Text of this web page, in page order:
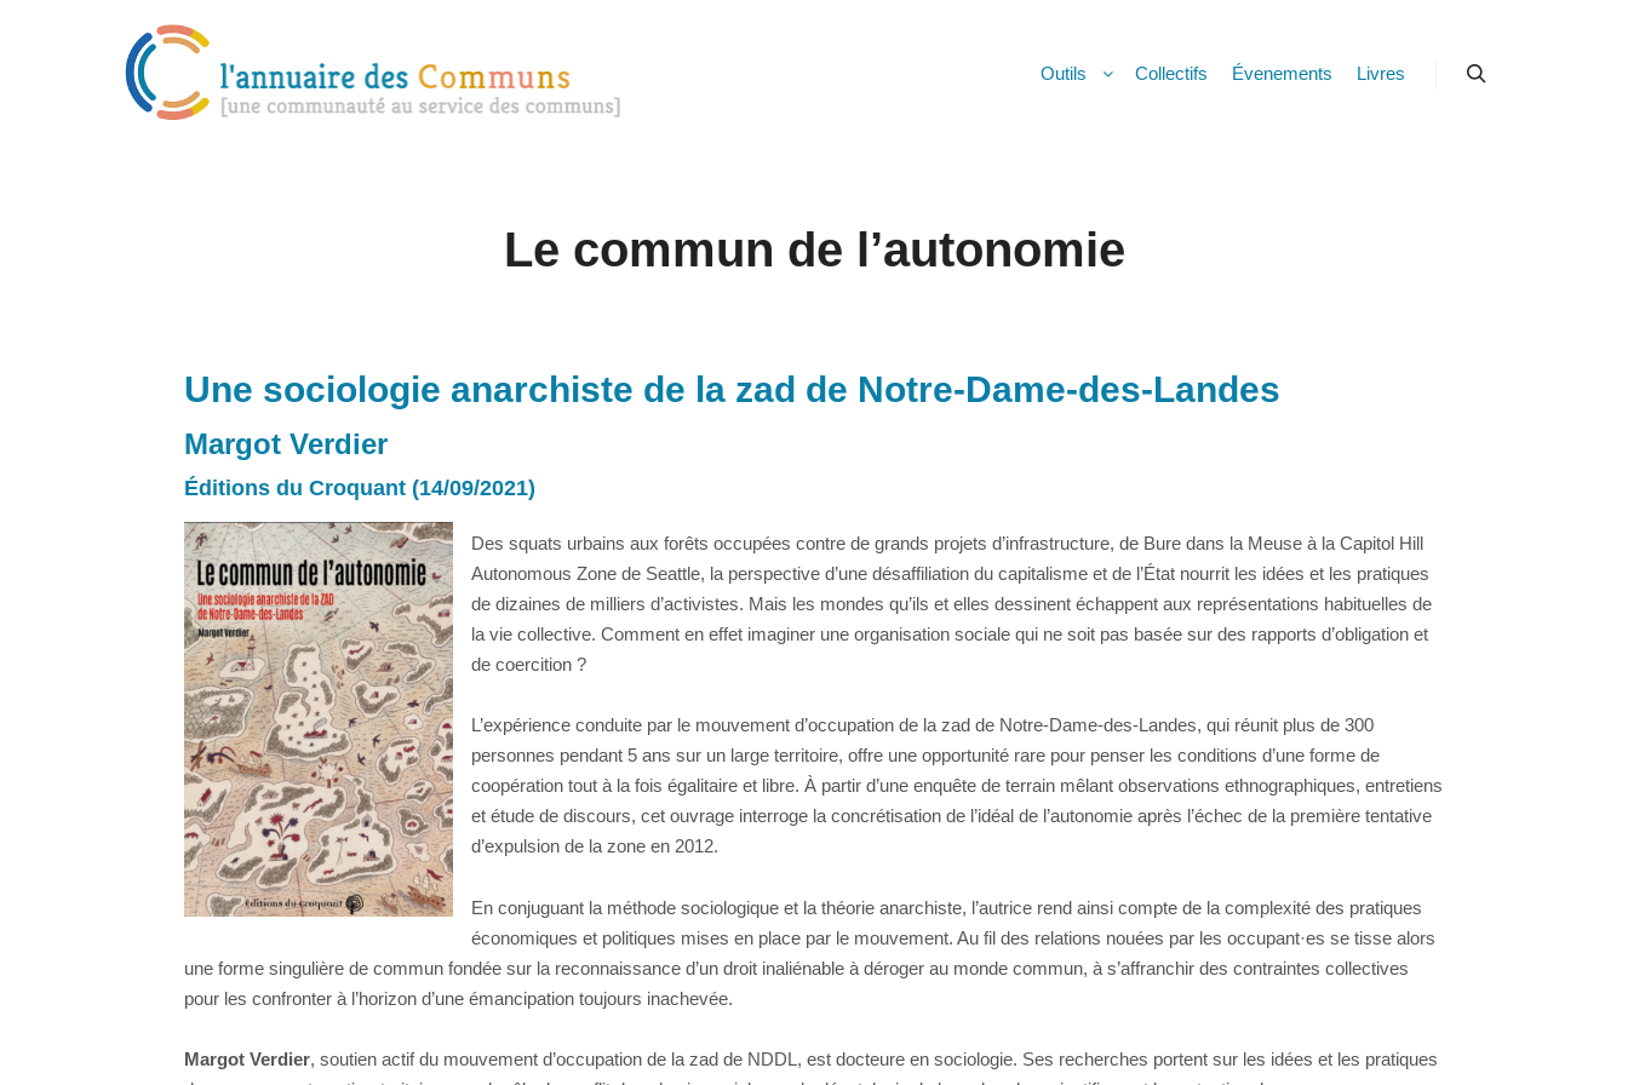
Outils Collectifs Évenements Livres
Le commun de l’autonomie
Une sociologie anarchiste de la zad de Notre-Dame-des-Landes
Margot Verdier
Éditions du Croquant (14/09/2021)
Des squats urbains aux forêts occupées contre de grands projets d’infrastructure, de Bure dans la Meuse à la Capitol Hill
Autonomous Zone de Seattle, la perspective d’une désaffiliation du capitalisme et de l’État nourrit les idées et les pratiques
de dizaines de milliers d’activistes. Mais les mondes qu’ils et elles dessinent échappent aux représentations habituelles de
la vie collective. Comment en effet imaginer une organisation sociale qui ne soit pas basée sur des rapports d’obligation et
de coercition ?
L’expérience conduite par le mouvement d’occupation de la zad de Notre-Dame-des-Landes, qui réunit plus de 300
personnes pendant 5 ans sur un large territoire, offre une opportunité rare pour penser les conditions d’une forme de
coopération tout à la fois égalitaire et libre. À partir d’une enquête de terrain mêlant observations ethnographiques, entretiens
et étude de discours, cet ouvrage interroge la concrétisation de l’idéal de l’autonomie après l’échec de la première tentative
d’expulsion de la zone en 2012.
En conjuguant la méthode sociologique et la théorie anarchiste, l’autrice rend ainsi compte de la complexité des pratiques
économiques et politiques mises en place par le mouvement. Au fil des relations nouées par les occupant·es se tisse alors
une forme singulière de commun fondée sur la reconnaissance d’un droit inaliénable à déroger au monde commun, à s’affranchir des contraintes collectives
pour les confronter à l’horizon d’une émancipation toujours inachevée.
Margot Verdier, soutien actif du mouvement d’occupation de la zad de NDDL, est docteure en sociologie. Ses recherches portent sur les idées et les pratiques